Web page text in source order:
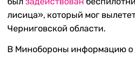
лисица», который мог
Черниговской области.
В Минобороны информацию о